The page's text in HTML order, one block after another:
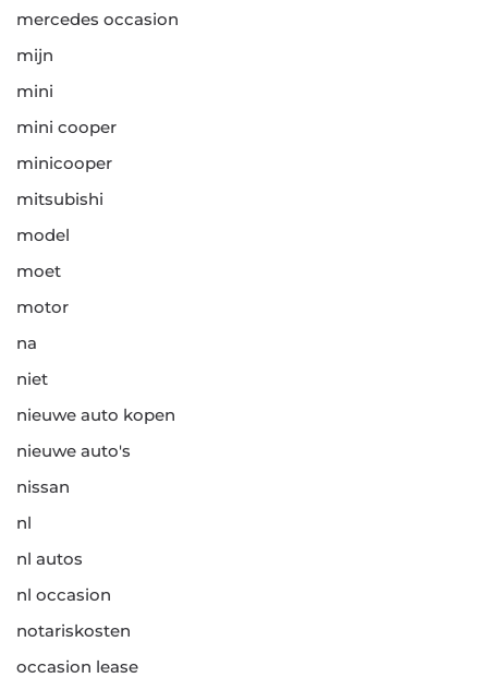
mercedes occasion
mijn
mini
mini cooper
minicooper
mitsubishi
model
moet
motor
na
niet
nieuwe auto kopen
nieuwe auto's
nissan
nl
nl autos
nl occasion
notariskosten
occasion lease